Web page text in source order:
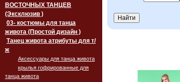
ВОСТОЧНЫХ ТАНЦЕВ
(Эксклюзив )
03- костюмы для танца
живота (Простой дизайн )
Танец живота атрибуты для т/
ж
Аксессуары для танца живота
крылья гофрированные для
танца живота